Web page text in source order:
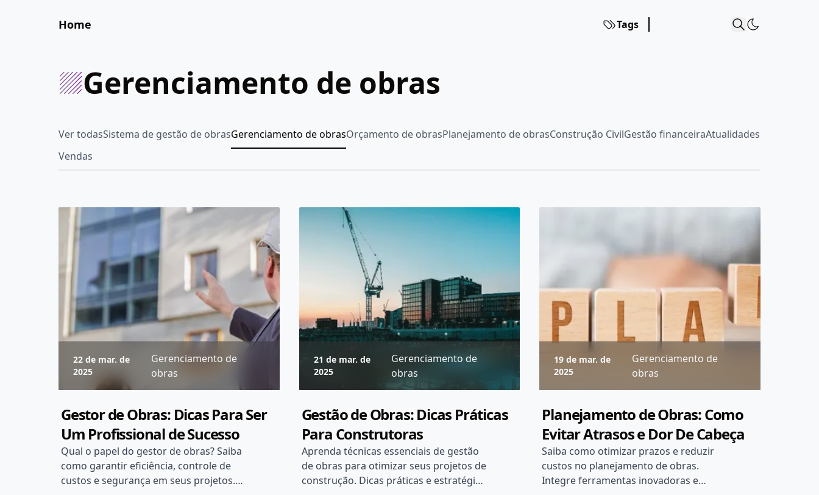
Home Tags
Gerenciamento de obras
Ver todas Sistema de gestão de obras Gerenciamento de obras Orçamento de obras Planejamento de obras Construção Civil Gestão financeira Atualidades
Vendas
22 de mar. de
2025
Gerenciamento de
obras
Gestor de Obras: Dicas Para Ser
Um Profissional de Sucesso
Qual o papel do gestor de obras? Saiba
como garantir eficiência, controle de
custos e segurança em seus projetos.
21 de mar. de
2025
Gerenciamento de
obras
Gestão de Obras: Dicas Práticas
Para Construtoras
Aprenda técnicas essenciais de gestão
de obras para otimizar seus projetos de
construção. Dicas práticas e estratégias
19 de mar. de
2025
Gerenciamento de
obras
Planejamento de Obras: Como
Evitar Atrasos e Dor De Cabeça
Saiba como otimizar prazos e reduzir
custos no planejamento de obras.
Integre ferramentas inovadoras e